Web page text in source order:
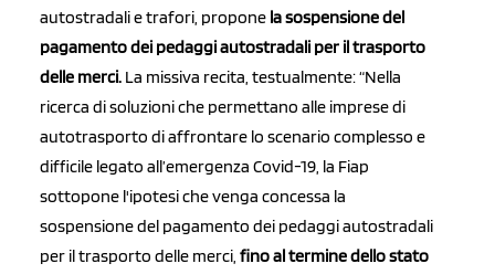
autostradali e trafori, propone la sospensione del
pagamento dei pedaggi autostradali per il trasporto
delle merci. La missiva recita, testualmente: “Nella
ricerca di soluzioni che permettano alle imprese di
autotrasporto di affrontare lo scenario complesso e
difficile legato all’emergenza Covid-19, la Fiap
sottopone l'ipotesi che venga concessa la
sospensione del pagamento dei pedaggi autostradali
per il trasporto delle merci, fino al termine dello stato